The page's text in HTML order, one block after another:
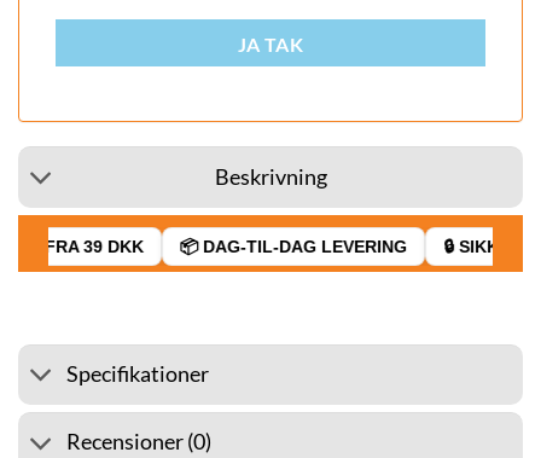
JA TAK
Beskrivning
FRA 39 DKK 📦 DAG-TIL-DAG LEVERING 🔒 SIKKER
Specifikationer
Recensioner (0)